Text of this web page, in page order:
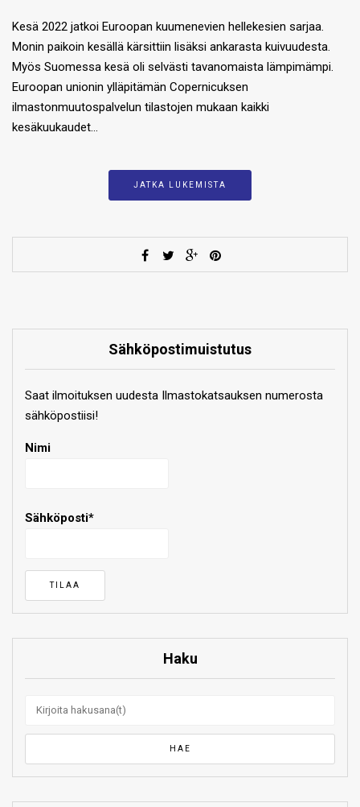
Kesä 2022 jatkoi Euroopan kuumenevien hellekesien sarjaa.
Monin paikoin kesällä kärsittiin lisäksi ankarasta kuivuudesta.
Myös Suomessa kesä oli selvästi tavanomaista lämpimämpi.
Euroopan unionin ylläpitämän Copernicuksen
ilmastonmuutospalvelun tilastojen mukaan kaikki
kesäkuukaudet…
JATKA LUKEMISTA
Sähköpostimuistutus
Saat ilmoituksen uudesta Ilmastokatsauksen numerosta
sähköpostiisi!
Nimi
Sähköposti*
Haku